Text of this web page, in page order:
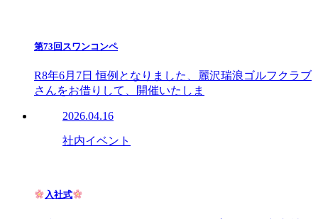
第73回スワンコンペ
R8年6月7日 恒例となりました、麗沢瑞浪ゴルフクラブ
さんをお借りして、開催いたしま
2026.04.16
社内イベント
入社式